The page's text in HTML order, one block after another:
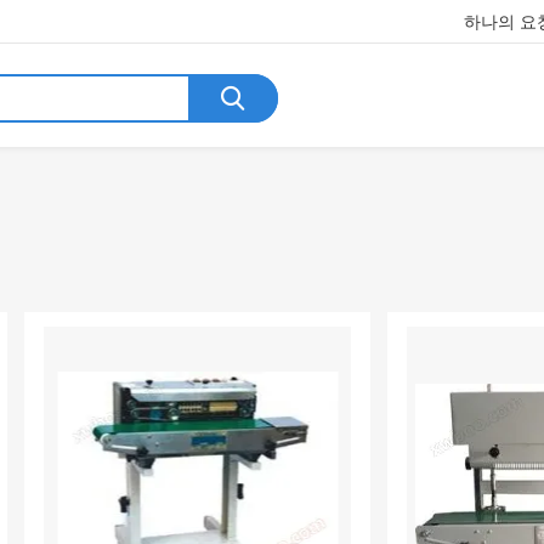
하나의 요
